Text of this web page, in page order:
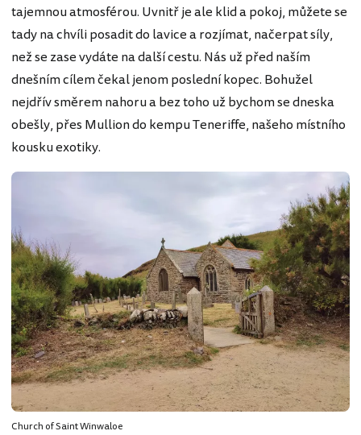
tajemnou atmosférou. Uvnitř je ale klid a pokoj, můžete se
tady na chvíli posadit do lavice a rozjímat, načerpat síly,
než se zase vydáte na další cestu. Nás už před naším
dnešním cílem čekal jenom poslední kopec. Bohužel
nejdřív směrem nahoru a bez toho už bychom se dneska
obešly, přes Mullion do kempu Teneriffe, našeho místního
kousku exotiky.
Church of Saint Winwaloe